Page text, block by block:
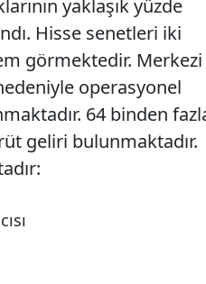
yaklaşık yüzde
Hisse senetleri iki
görmektedir. Merkezi
operasyonel
64 binden
geliri bulunmaktadır.